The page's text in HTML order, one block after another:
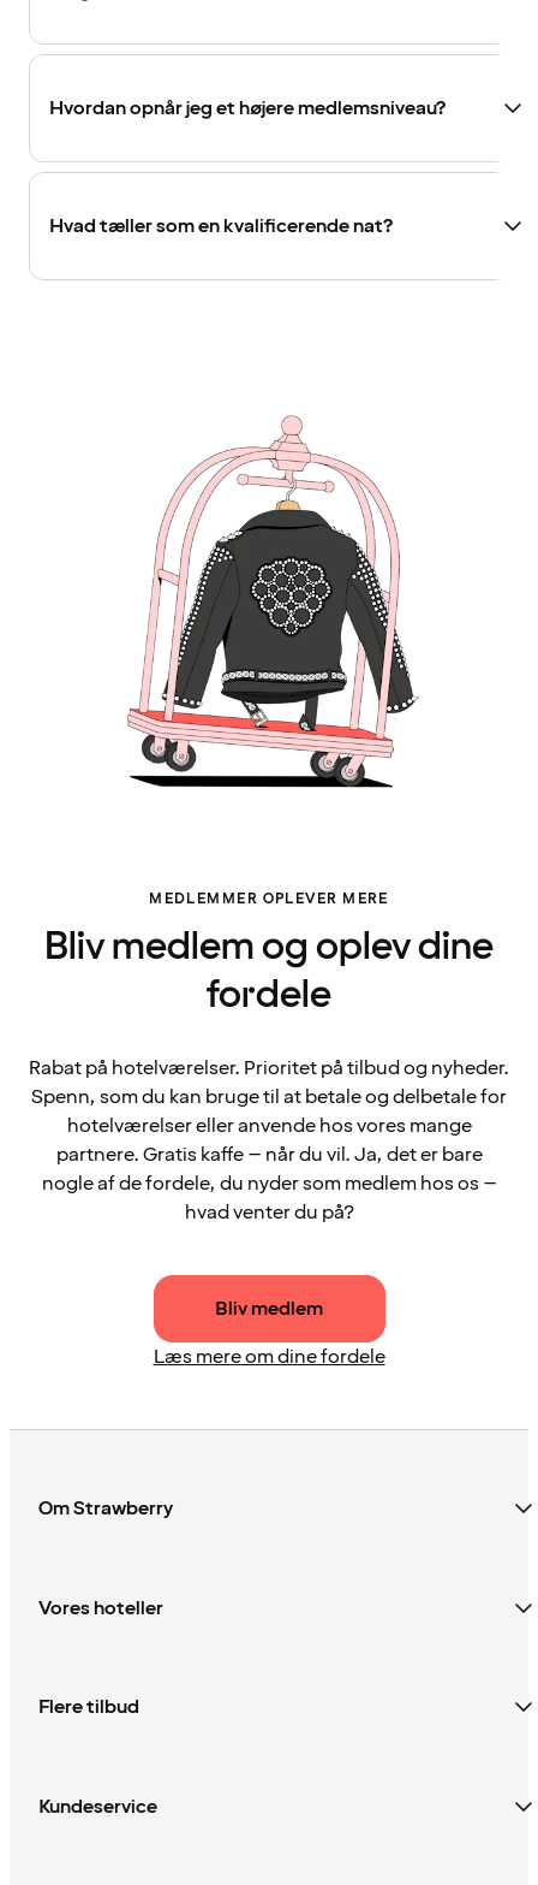
Hvordan opnår jeg et højere medlemsniveau?
Hvad tæller som en kvalificerende nat?
MEDLEMMER OPLEVER MERE
Bliv medlem og oplev dine
fordele
Rabat på hotelværelser. Prioritet på tilbud og nyheder.
Spenn, som du kan bruge til at betale og delbetale for
hotelværelser eller anvende hos vores mange
partnere. Gratis kaffe – når du vil. Ja, det er bare
nogle af de fordele, du nyder som medlem hos os –
hvad venter du på?
Bliv medlem
Læs mere om dine fordele
Om Strawberry
Vores hoteller
Flere tilbud
Kundeservice